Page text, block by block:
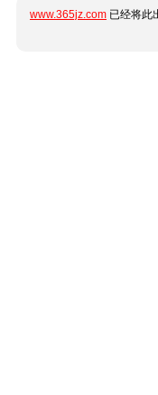
www.365jz.com 已经将此